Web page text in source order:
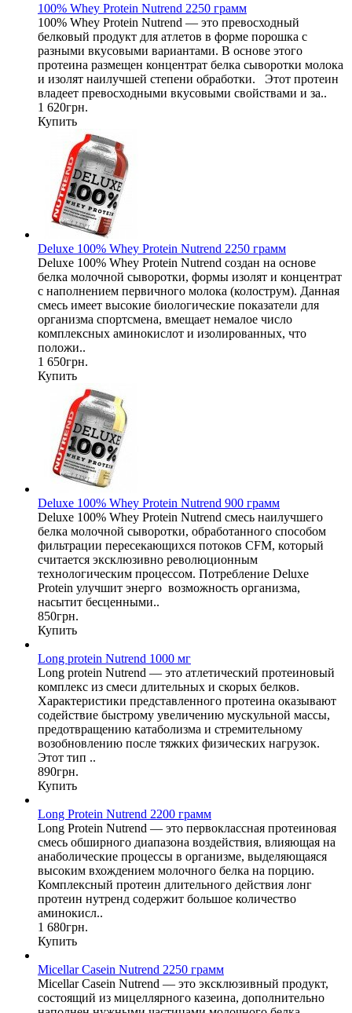
100% Whey Protein Nutrend 2250 грамм
100% Whey Protein Nutrend — это превосходный
белковый продукт для атлетов в форме порошка с
разными вкусовыми вариантами. В основе этого
протеина размещен концентрат белка сыворотки молока
и изолят наилучшей степени обработки. Этот протеин
владеет превосходными вкусовыми свойствами и за..
1 620грн.
Купить
Deluxe 100% Whey Protein Nutrend 2250 грамм
Deluxe 100% Whey Protein Nutrend создан на основе
белка молочной сыворотки, формы изолят и концентрат
с наполнением первичного молока (колострум). Данная
смесь имеет высокие биологические показатели для
организма спортсмена, вмещает немалое число
комплексных аминокислот и изолированных, что
положи..
1 650грн.
Купить
Deluxe 100% Whey Protein Nutrend 900 грамм
Deluxe 100% Whey Protein Nutrend смесь наилучшего
белка молочной сыворотки, обработанного способом
фильтрации пересекающихся потоков CFM, который
считается эксклюзивно революционным
технологическим процессом. Потребление Deluxe
Protein улучшит энерго возможность организма,
насытит бесценными..
850грн.
Купить
Long protein Nutrend 1000 мг
Long protein Nutrend — это атлетический протеиновый
комплекс из смеси длительных и скорых белков.
Характеристики представленного протеина оказывают
содействие быстрому увеличению мускульной массы,
предотвращению катаболизма и стремительному
возобновлению после тяжких физических нагрузок.
Этот тип ..
890грн.
Купить
Long Protein Nutrend 2200 грамм
Long Protein Nutrend — это первоклассная протеиновая
смесь обширного диапазона воздействия, влияющая на
анаболические процессы в организме, выделяющаяся
высоким вхождением молочного белка на порцию.
Комплексный протеин длительного действия лонг
протеин нутренд содержит большое количество
аминокисл..
1 680грн.
Купить
Micellar Casein Nutrend 2250 грамм
Micellar Casein Nutrend — это эксклюзивный продукт,
состоящий из мицеллярного казеина, дополнительно